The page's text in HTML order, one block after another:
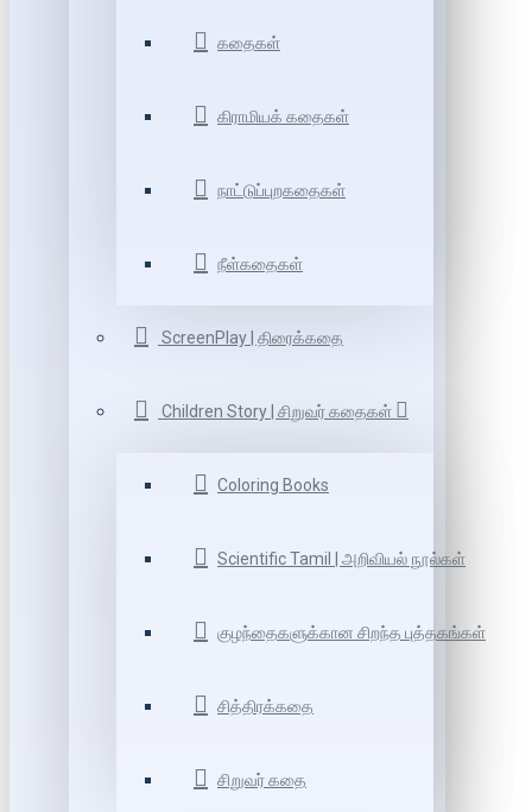
கதைகள்
கிராமியக் கதைகள்
நாட்டுப்புறகதைகள்
நீள்கதைகள்
ScreenPlay | திரைக்கதை
Children Story | சிறுவர் கதைகள்
Coloring Books
Scientific Tamil | அறிவியல் நூல்கள்
குழந்தைகளுக்கான சிறந்த புத்தகங்கள்
சித்திரக்கதை
சிறுவர் கதை